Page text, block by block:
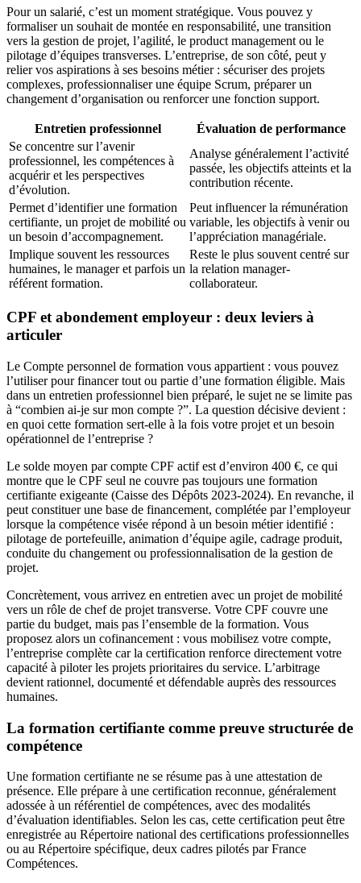
Pour un salarié, c’est un moment stratégique. Vous pouvez y
formaliser un souhait de montée en responsabilité, une transition
vers la gestion de projet, l’agilité, le product management ou le
pilotage d’équipes transverses. L’entreprise, de son côté, peut y
relier vos aspirations à ses besoins métier : sécuriser des projets
complexes, professionnaliser une équipe Scrum, préparer un
changement d’organisation ou renforcer une fonction support.
Entretien professionnel
Évaluation de performance
Se concentre sur l’avenir
professionnel, les compétences à
acquérir et les perspectives
d’évolution.
Analyse généralement l’activité
passée, les objectifs atteints et la
contribution récente.
Permet d’identifier une formation
certifiante, un projet de mobilité ou
un besoin d’accompagnement.
Peut influencer la rémunération
variable, les objectifs à venir ou
l’appréciation managériale.
Implique souvent les ressources
humaines, le manager et parfois un
référent formation.
Reste le plus souvent centré sur
la relation manager-
collaborateur.
CPF et abondement employeur : deux leviers à
articuler
Le Compte personnel de formation vous appartient : vous pouvez
l’utiliser pour financer tout ou partie d’une formation éligible. Mais
dans un entretien professionnel bien préparé, le sujet ne se limite pas
à “combien ai-je sur mon compte ?”. La question décisive devient :
en quoi cette formation sert-elle à la fois votre projet et un besoin
opérationnel de l’entreprise ?
Le solde moyen par compte CPF actif est d’environ 400 €, ce qui
montre que le CPF seul ne couvre pas toujours une formation
certifiante exigeante (Caisse des Dépôts 2023-2024). En revanche, il
peut constituer une base de financement, complétée par l’employeur
lorsque la compétence visée répond à un besoin métier identifié :
pilotage de portefeuille, animation d’équipe agile, cadrage produit,
conduite du changement ou professionnalisation de la gestion de
projet.
Concrètement, vous arrivez en entretien avec un projet de mobilité
vers un rôle de chef de projet transverse. Votre CPF couvre une
partie du budget, mais pas l’ensemble de la formation. Vous
proposez alors un cofinancement : vous mobilisez votre compte,
l’entreprise complète car la certification renforce directement votre
capacité à piloter les projets prioritaires du service. L’arbitrage
devient rationnel, documenté et défendable auprès des ressources
humaines.
La formation certifiante comme preuve structurée de
compétence
Une formation certifiante ne se résume pas à une attestation de
présence. Elle prépare à une certification reconnue, généralement
adossée à un référentiel de compétences, avec des modalités
d’évaluation identifiables. Selon les cas, cette certification peut être
enregistrée au Répertoire national des certifications professionnelles
ou au Répertoire spécifique, deux cadres pilotés par France
Compétences.